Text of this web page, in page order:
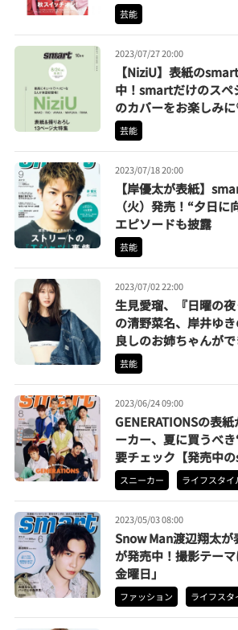
芸能
2023/07/27 20:00
【NiziU】表紙の
中！smartだけのスペ
のカバーをお楽しみ
芸能
2023/07/18 20:00
【岸優太が表紙】
（火）発売！“夕日
エピソードも披露
芸能
2023/07/02 22:00
生見愛瑠、『日曜の
の清野菜名、岸井ゆ
良しのお姉ちゃんが
い」
芸能
2023/06/24 09:00
GENERATIONSの表
ーカー、夏に買うべ
要チェック【発売中
スニーカー ライフスタイ
2023/05/03 08:00
Snow Man渡辺翔太
が発売中！撮影テー
金曜日」
ファッション ライフスタ